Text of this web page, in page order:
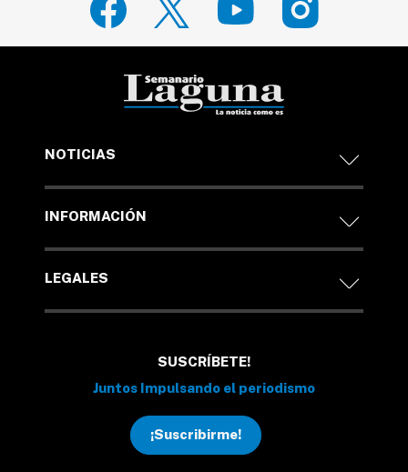
NOTICIAS
INFORMACIÓN
LEGALES
SUSCRÍBETE!
Juntos Impulsando el periodismo
¡Suscribirme!